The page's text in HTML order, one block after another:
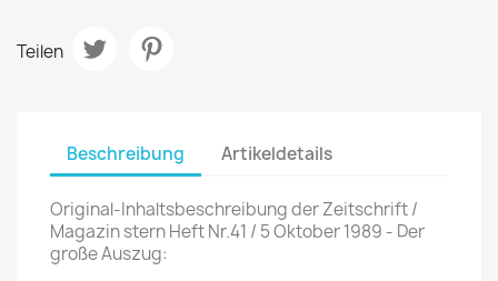
Teilen
Beschreibung Artikeldetails
Original-Inhaltsbeschreibung der Zeitschrift /
Magazin stern Heft Nr.41 / 5 Oktober 1989 - Der
große Auszug: